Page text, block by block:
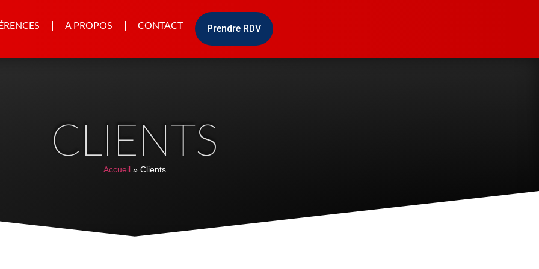
A PROPOS CONTACT Prendre RDV
CLIENTS
Accueil » Clients